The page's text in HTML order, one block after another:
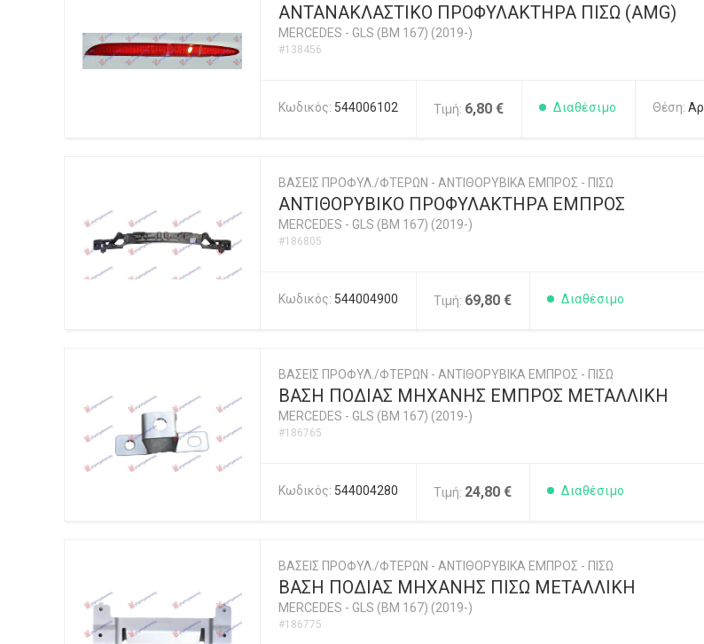
ΑΝΤΑΝΑΚΛΑΣΤΙΚΟ ΠΡΟΦΥΛΑΚΤΗΡΑ ΠΙΣΩ (AMG)
MERCEDES - GLS (BM 167) (2019-)
#138456
Κωδικός: 544006102 Τιμή: 6,80 € Διαθέσιμο Θέση:
ΒΑΣΕΙΣ ΠΡΟΦΥΛ./ΦΤΕΡΩΝ - ΑΝΤΙΘΟΡΥΒΙΚΑ ΕΜΠΡΟΣ - ΠΙΣΩ
ΑΝΤΙΘΟΡΥΒΙΚΟ ΠΡΟΦΥΛΑΚΤΗΡΑ ΕΜΠΡΟΣ
MERCEDES - GLS (BM 167) (2019-)
#186805
Κωδικός: 544004900 Τιμή: 69,80 € Διαθέσιμο
ΒΑΣΕΙΣ ΠΡΟΦΥΛ./ΦΤΕΡΩΝ - ΑΝΤΙΘΟΡΥΒΙΚΑ ΕΜΠΡΟΣ - ΠΙΣΩ
ΒΑΣΗ ΠΟΔΙΑΣ ΜΗΧΑΝΗΣ ΕΜΠΡΟΣ ΜΕΤΑΛΛΙΚΗ
MERCEDES - GLS (BM 167) (2019-)
#186765
Κωδικός: 544004280 Τιμή: 24,80 € Διαθέσιμο
ΒΑΣΕΙΣ ΠΡΟΦΥΛ./ΦΤΕΡΩΝ - ΑΝΤΙΘΟΡΥΒΙΚΑ ΕΜΠΡΟΣ - ΠΙΣΩ
ΒΑΣΗ ΠΟΔΙΑΣ ΜΗΧΑΝΗΣ ΠΙΣΩ ΜΕΤΑΛΛΙΚΗ
MERCEDES - GLS (BM 167) (2019-)
#186775